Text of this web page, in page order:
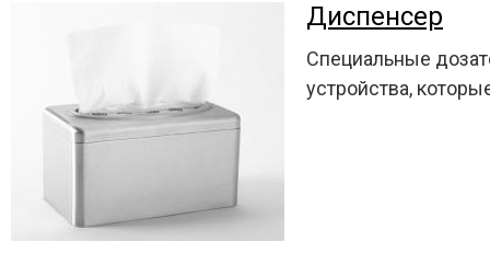
Диспенсер
Специальные
устройства,